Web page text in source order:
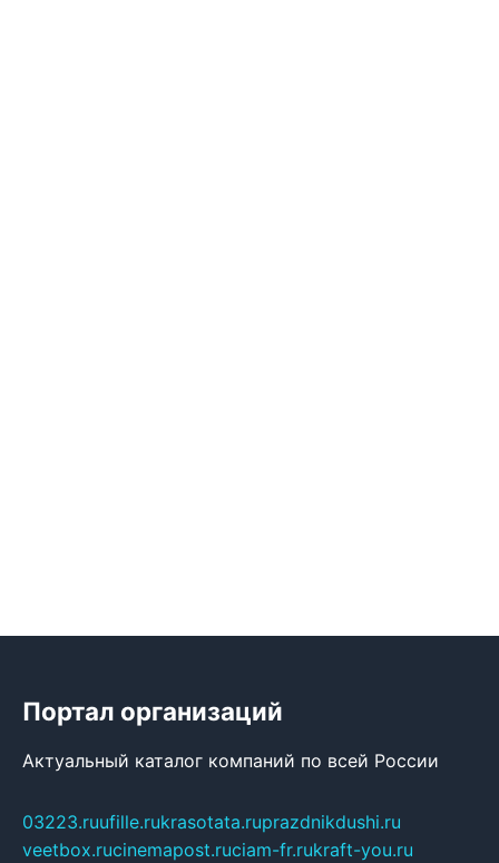
Портал организаций
Актуальный каталог компаний по всей России
03223.ruufille.rukrasotata.ruprazdnikdushi.ru
veetbox.rucinemapost.ruciam-fr.rukraft-you.ru